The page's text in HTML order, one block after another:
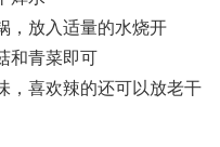
，放入适量的水烧开
和青菜即可
，喜欢辣的还可以放老干